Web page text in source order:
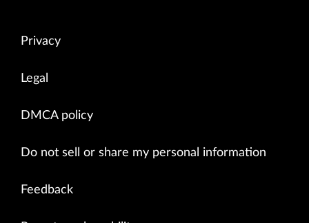
Privacy
Legal
DMCA policy
Do not sell or share my personal information
Feedback